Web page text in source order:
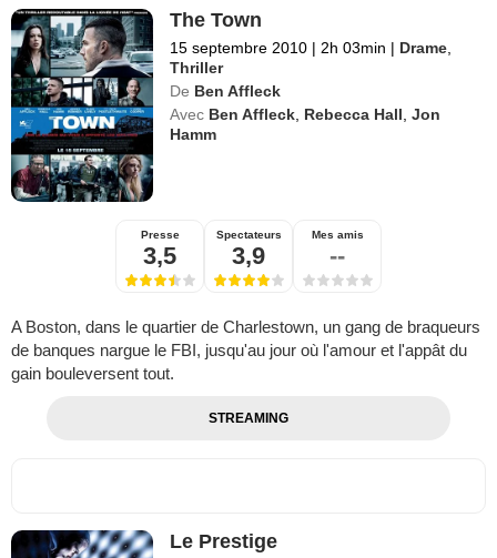
The Town
15 septembre 2010 | 2h 03min | Drame
Thriller
De Ben Affleck
Avec Ben Affleck Rebecca Hall ,Jon
Hamm
Presse
3,5
Spectateurs
3,9
Mes amis
--
A Boston, dans le quartier de Charlestown, un gang de braqueurs
de banques nargue le FBI, jusqu'au jour où l'amour et l'appât du
gain bouleversent tout.
STREAMING
Le Prestige